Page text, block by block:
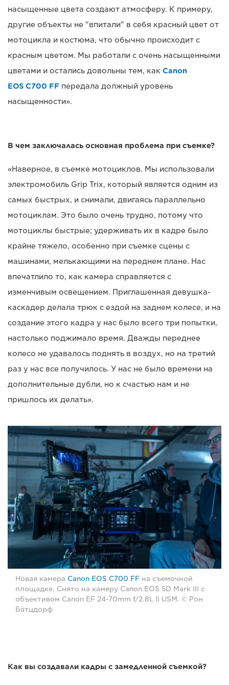
насыщенные цвета создают атмосферу. К примеру,
другие объекты не "впитали" в себя красный цвет от
мотоцикла и костюма, что обычно происходит с
красным цветом. Мы работали с очень насыщенными
цветами и остались довольны тем, как Canon
EOS C700 FF передала должный уровень
насыщенности».
В чем заключалась основная проблема при съемке?
«Наверное, в съемке мотоциклов. Мы использовали
электромобиль Grip Trix, который является одним из
самых быстрых, и снимали, двигаясь параллельно
мотоциклам. Это было очень трудно, потому что
мотоциклы быстрые; удерживать их в кадре было
крайне тяжело, особенно при съемке сцены с
машинами, мелькающими на переднем плане. Нас
впечатлило то, как камера справляется с
изменчивым освещением. Приглашенная девушка-
каскадер делала трюк с ездой на заднем колесе, и на
создание этого кадра у нас было всего три попытки,
настолько поджимало время. Дважды переднее
колесо не удавалось поднять в воздух, но на третий
раз у нас все получилось. У нас не было времени на
дополнительные дубли, но к счастью нам и не
пришлось их делать».
Новая камера Canon EOS C700 FF на съемочной
площадке. Снято на камеру Canon EOS 5D Mark III с
объективом Canon EF 24-70mm f/2.8L II USM. © Рон
Батцдорф
Как вы создавали кадры с замедленной съемкой?